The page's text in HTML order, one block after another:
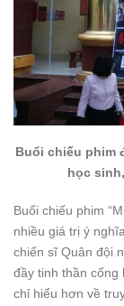
Buổi chiếu phim
học
Buổi chiếu phim
nhiều giá trị ý
chiến sĩ Quân đội
đầy tinh thần cống
chỉ hiểu hơn về